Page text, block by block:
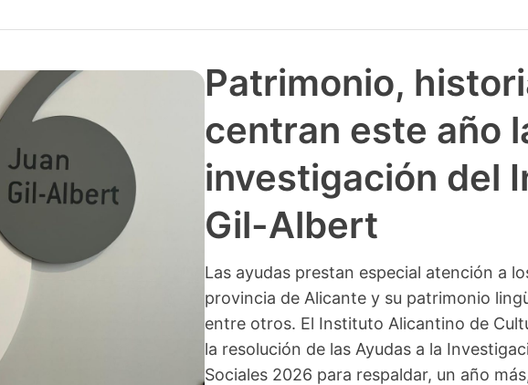
Patrimonio,
centran este año
investigación del
Gil-Albert
Las ayudas prestan especial atención a
provincia de Alicante y su patrimonio
entre otros. El Instituto Alicantino de
la resolución de las Ayudas a la
Sociales 2026 para respaldar, un año